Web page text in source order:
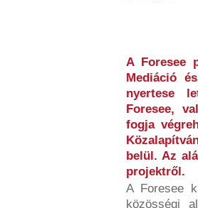
A Foresee
Mediáció
nyertese
Foresee,
fogja
belül. Az
projektről.
A Foresee
közösségi